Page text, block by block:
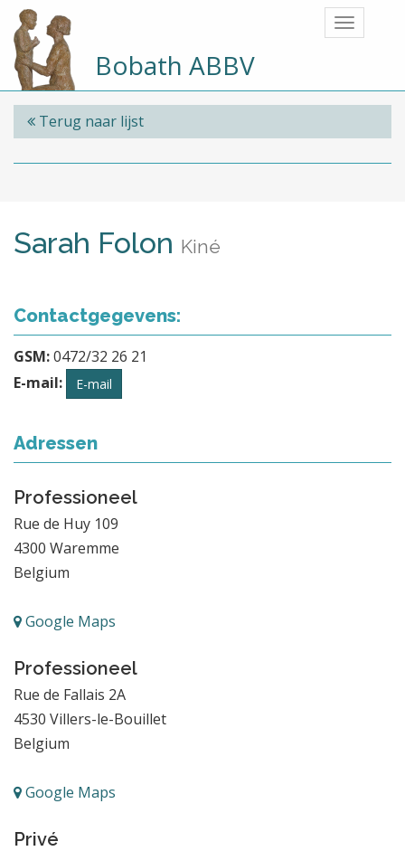
Bobath ABBV
Terug naar lijst
Sarah Folon Kiné
Contactgegevens:
GSM:0472/32 26 21
E-mail:
E-mail
Adressen
Professioneel
Rue de Huy 109
4300 Waremme
Belgium
Google Maps
Professioneel
Rue de Fallais 2A
4530 Villers-le-Bouillet
Belgium
Google Maps
Privé